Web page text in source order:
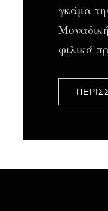
γκάμα
φιλικά